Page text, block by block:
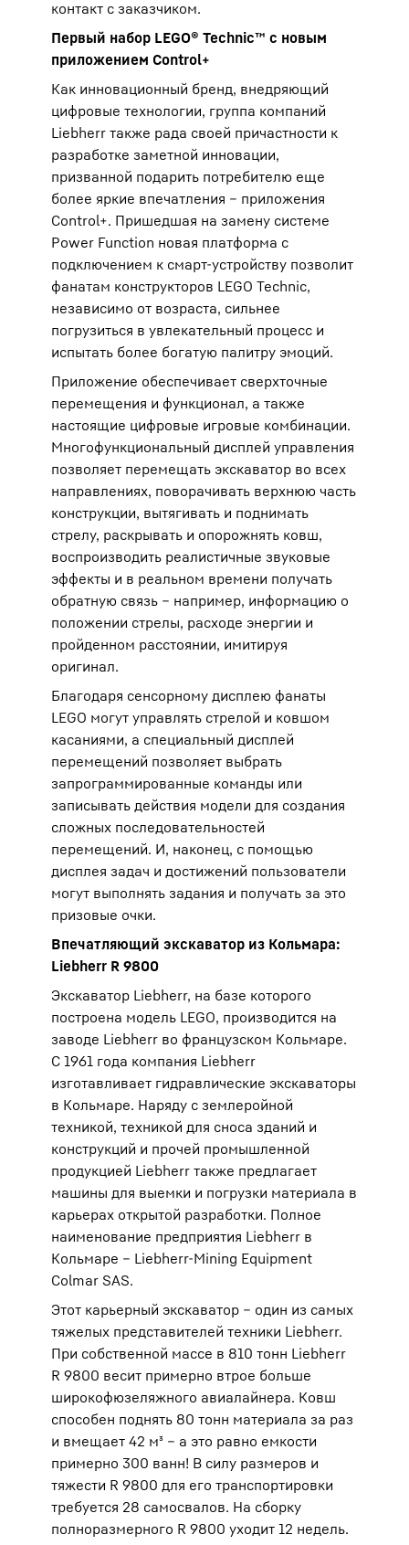
контакт с заказчиком.
Первый набор LEGO® Technic™ с новым
приложением Control+
Как инновационный бренд, внедряющий
цифровые технологии, группа компаний
Liebherr также рада своей причастности к
разработке заметной инновации,
призванной подарить потребителю еще
более яркие впечатления – приложения
Control+. Пришедшая на замену системе
Power Function новая платформа с
подключением к смарт-устройству позволит
фанатам конструкторов LEGO Technic,
независимо от возраста, сильнее
погрузиться в увлекательный процесс и
испытать более богатую палитру эмоций.
Приложение обеспечивает сверхточные
перемещения и функционал, а также
настоящие цифровые игровые комбинации.
Многофункциональный дисплей управления
позволяет перемещать экскаватор во всех
направлениях, поворачивать верхнюю часть
конструкции, вытягивать и поднимать
стрелу, раскрывать и опорожнять ковш,
воспроизводить реалистичные звуковые
эффекты и в реальном времени получать
обратную связь – например, информацию о
положении стрелы, расходе энергии и
пройденном расстоянии, имитируя
оригинал.
Благодаря сенсорному дисплею фанаты
LEGO могут управлять стрелой и ковшом
касаниями, а специальный дисплей
перемещений позволяет выбрать
запрограммированные команды или
записывать действия модели для создания
сложных последовательностей
перемещений. И, наконец, с помощью
дисплея задач и достижений пользователи
могут выполнять задания и получать за это
призовые очки.
Впечатляющий экскаватор из Кольмара:
Liebherr R 9800
Экскаватор Liebherr, на базе которого
построена модель LEGO, производится на
заводе Liebherr во французском Кольмаре.
С 1961 года компания Liebherr
изготавливает гидравлические экскаваторы
в Кольмаре. Наряду с землеройной
техникой, техникой для сноса зданий и
конструкций и прочей промышленной
продукцией Liebherr также предлагает
машины для выемки и погрузки материала в
карьерах открытой разработки. Полное
наименование предприятия Liebherr в
Кольмаре – Liebherr-Mining Equipment
Colmar SAS.
Этот карьерный экскаватор – один из самых
тяжелых представителей техники Liebherr.
При собственной массе в 810 тонн Liebherr
R 9800 весит примерно втрое больше
широкофюзеляжного авиалайнера. Ковш
способен поднять 80 тонн материала за раз
и вмещает 42 м³ – а это равно емкости
примерно 300 ванн! В силу размеров и
тяжести R 9800 для его транспортировки
требуется 28 самосвалов. На сборку
полноразмерного R 9800 уходит 12 недель.